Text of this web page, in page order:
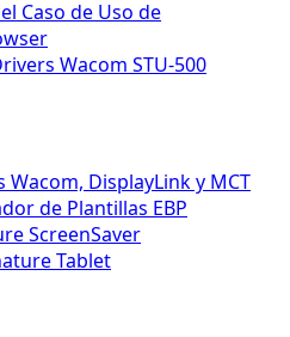
Caso de Uso de
Wacom STU-500
DisplayLink y MCT
de Plantillas EBP
ScreenSaver
Tablet